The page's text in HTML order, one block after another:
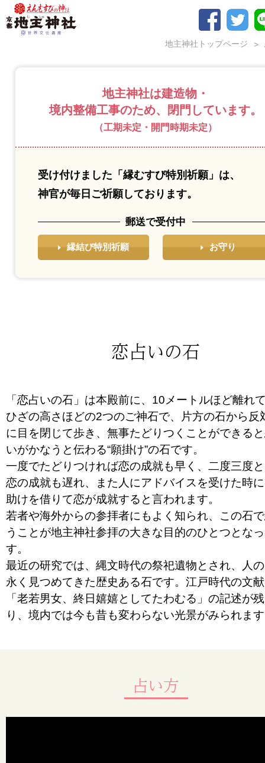
地主神社トップページ
地主神社は建造物・
境内整備工事のため、閉⾨しています。
（工期未定・開門時期未定）
受け付けました「縁むすび特別祈願」は、
神官が毎⽇ご祈願しております。
郵送で受付中
縁結び特別祈願 お守り
恋占いの石
「恋占いの石」は本殿前に、10メートルほど離れ
ひざの高さほどの2つのご神石で、片方の石から反
に目を閉じて歩き、無事たどりつくことができる
いがかなうと伝わる“願掛け”の石です。
一度でたどりつければ恋の成就も早く、二度三度
恋の成就も遅れ、また人にアドバイスを受けた時
助けを借りて恋が成就すると言われます。
若者や海外からの参拝者にもよく知られ、この石
うことが地主神社参拝の大きな目的のひとつとな
す。
最近の研究では、縄文時代の祭祀遺物とされ、人
永く見つめてきた歴史ある石です。江戸時代の文
「老若男女、終日嬉嬉としてたわむる」の記述が
り、境内では今も昔も変わらない光景がみられま
占い方